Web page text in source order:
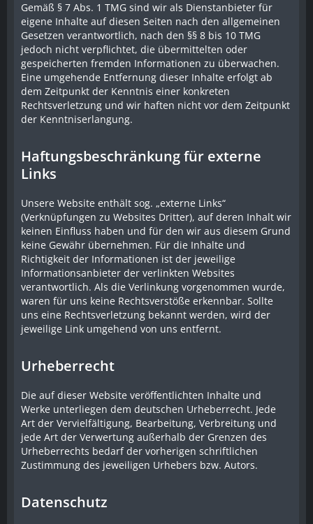
Gemäß § 7 Abs. 1 TMG sind wir als Dienstanbieter für
eigene Inhalte auf diesen Seiten nach den allgemeinen
Gesetzen verantwortlich, nach den §§ 8 bis 10 TMG
jedoch nicht verpflichtet, die übermittelten oder
gespeicherten fremden Informationen zu überwachen.
Eine umgehende Entfernung dieser Inhalte erfolgt ab
dem Zeitpunkt der Kenntnis einer konkreten
Rechtsverletzung und wir haften nicht vor dem Zeitpunkt
der Kenntniserlangung.
Haftungsbeschränkung für externe
Links
Unsere Website enthält sog. „externe Links“
(Verknüpfungen zu Websites Dritter), auf deren Inhalt wir
keinen Einfluss haben und für den wir aus diesem Grund
keine Gewähr übernehmen. Für die Inhalte und
Richtigkeit der Informationen ist der jeweilige
Informationsanbieter der verlinkten Websites
verantwortlich. Als die Verlinkung vorgenommen wurde,
waren für uns keine Rechtsverstöße erkennbar. Sollte
uns eine Rechtsverletzung bekannt werden, wird der
jeweilige Link umgehend von uns entfernt.
Urheberrecht
Die auf dieser Website veröffentlichten Inhalte und
Werke unterliegen dem deutschen Urheberrecht. Jede
Art der Vervielfältigung, Bearbeitung, Verbreitung und
jede Art der Verwertung außerhalb der Grenzen des
Urheberrechts bedarf der vorherigen schriftlichen
Zustimmung des jeweiligen Urhebers bzw. Autors.
Datenschutz